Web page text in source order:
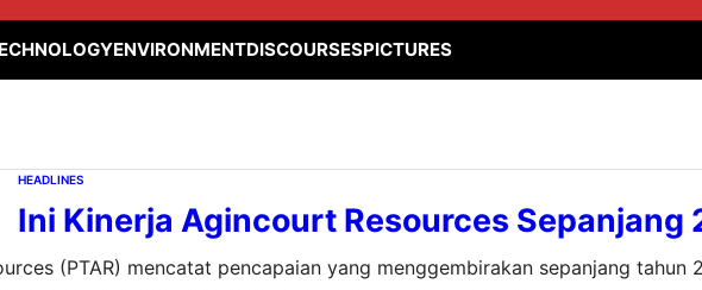
ENVIRONMENTDISCOURSESPICTURES
HEADLINES
Ini Kinerja Agincourt Resources Sepanjang
(PTAR) mencatat pencapaian yang menggembirakan sepanjang tahun